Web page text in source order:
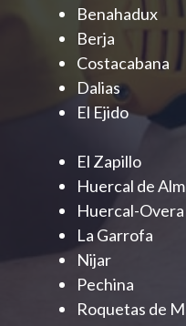
Benahadux
Berja
Costacabana
Dalias
El Ejido
El Zapillo
Huercal de
Huercal-Overa
La Garrofa
Nijar
Pechina
Roquetas de